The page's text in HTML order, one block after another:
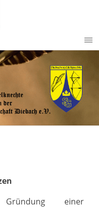
einer